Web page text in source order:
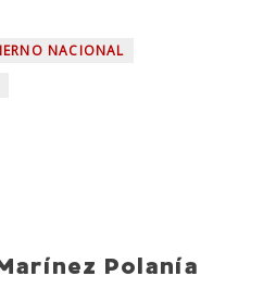
NACIONAL
Polanía